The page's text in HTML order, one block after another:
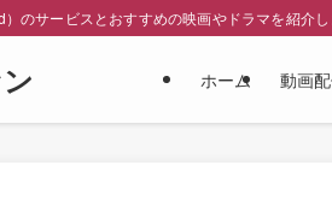
のサービスとおすすめの映画やドラマを紹介
ホーム 動画